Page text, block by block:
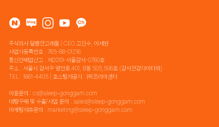
주식회사 달콤한고래들 | CEO 고진수, 이세원
사업자등록번호 : 765-88-01216
통신판매업신고 : 제2019-서울강서-0760호
주소 : 서울시 강서구 양천로 401, B동 505,506호 (강서한강자이타워)
TEL : 1661-4405 | 호스팅제공자 : ㈜코리아센터
이용문의 : cs@sleep-gonggam.com
대량구매 및 수출/사업 문의 : sales@sleep-gonggam.com
마케팅제휴문의 : marketing@sleep-gonggam.com